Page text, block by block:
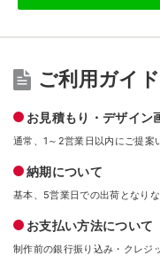
ご利用ガイド
お見積もり・デザイン
通常、1～2営業日以内にご提案
納期について
基本、5営業日での出荷となりな
お支払い方法について
制作前の銀行振り込み・クレジ